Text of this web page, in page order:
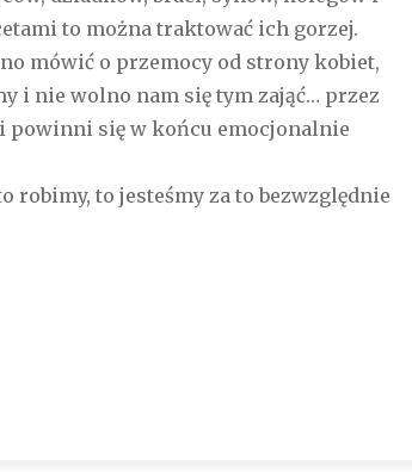
to można traktować ich gorzej.
mówić o przemocy od strony kobiet,
i nie wolno nam się tym zająć… przez
powinni się w końcu emocjonalnie
robimy, to jesteśmy za to bezwzględnie